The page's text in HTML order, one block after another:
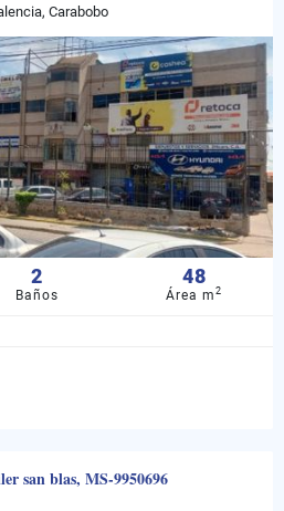
Carabobo
2
Baños
48
Área m2
san blas, MS-9950696